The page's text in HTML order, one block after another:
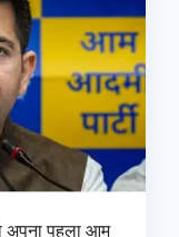
अपना पहला आम